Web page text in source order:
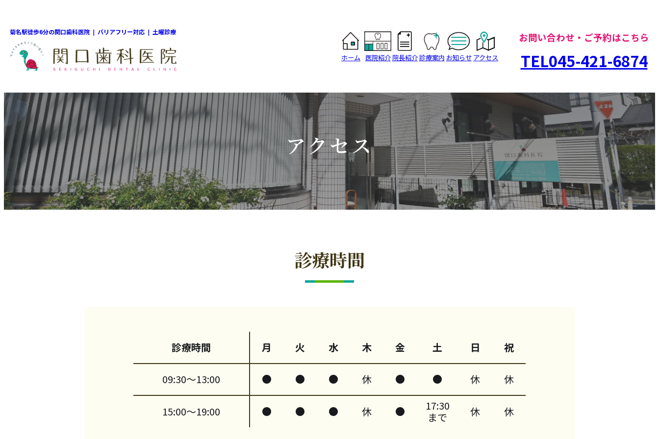
菊名駅徒歩6分の関口歯科医院 ❘ バリアフリー対応 ❘ 土曜診療
ホーム 医院紹介 院長紹介診療案内 お知らせ アクセス
お問い合わせ・ご予約はこちら
TEL045-421-6874
アクセス
診療時間
診療時間 月 火 水 木 金 土 日 祝
09:30～13:00 ● ● ● 休 ● ● 休 休
15:00～19:00 ● ● ● 休 ●
17:30
まで
休 休